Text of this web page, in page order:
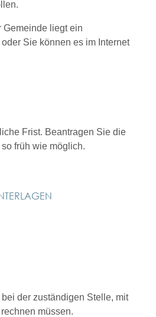
Gemeinde liegt ein
Sie können es im Internet
Frist. Beantragen Sie die
früh wie möglich.
der zuständigen Stelle, mit
müssen.